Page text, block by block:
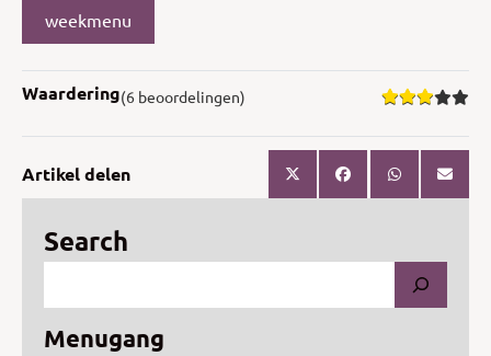
weekmenu
Waardering(6 beoordelingen)
Artikel delen
Search
Menugang